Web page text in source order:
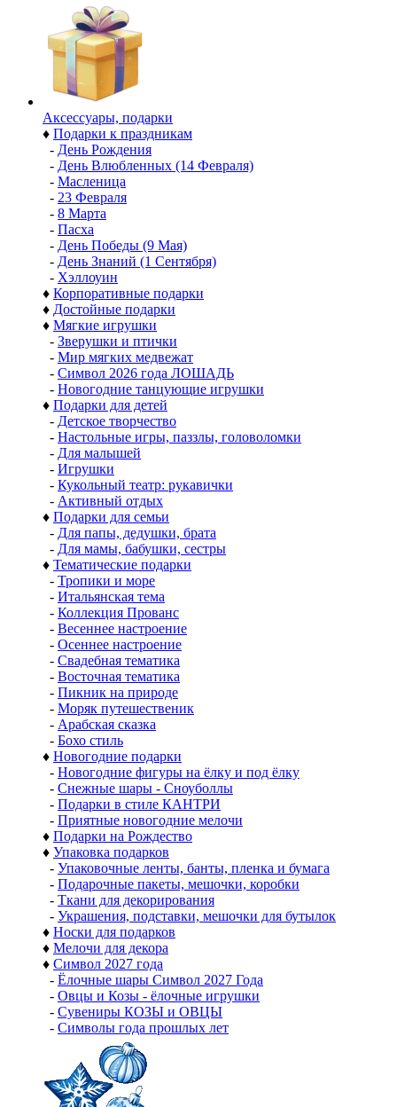
Аксессуары, подарки
♦ Подарки к праздникам
- День Рождения
- День Влюбленных (14 Февраля)
- Масленица
- 23 Февраля
- 8 Марта
- Пасха
- День Победы (9 Мая)
- День Знаний (1 Сентября)
- Хэллоуин
♦ Корпоративные подарки
♦ Достойные подарки
♦ Мягкие игрушки
- Зверушки и птички
- Мир мягких медвежат
- Символ 2026 года ЛОШАДЬ
- Новогодние танцующие игрушки
♦ Подарки для детей
- Детское творчество
- Настольные игры, паззлы, головоломки
- Для малышей
- Игрушки
- Кукольный театр: рукавички
- Активный отдых
♦ Подарки для семьи
- Для папы, дедушки, брата
- Для мамы, бабушки, сестры
♦ Тематические подарки
- Тропики и море
- Итальянская тема
- Коллекция Прованс
- Весеннее настроение
- Осеннее настроение
- Свадебная тематика
- Восточная тематика
- Пикник на природе
- Моряк путешественик
- Арабская сказка
- Бохо стиль
♦ Новогодние подарки
- Новогодние фигуры на ёлку и под ёлку
- Снежные шары - Сноуболлы
- Подарки в стиле КАНТРИ
- Приятные новогодние мелочи
♦ Подарки на Рождество
♦ Упаковка подарков
- Упаковочные ленты, банты, пленка и бумага
- Подарочные пакеты, мешочки, коробки
- Ткани для декорирования
- Украшения, подставки, мешочки для бутылок
♦ Носки для подарков
♦ Мелочи для декора
♦ Символ 2027 года
- Ёлочные шары Символ 2027 Года
- Овцы и Козы - ёлочные игрушки
- Сувениры КОЗЫ и ОВЦЫ
- Символы года прошлых лет